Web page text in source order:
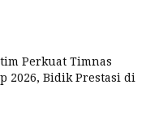
Perkuat Timnas
2026, Bidik Prestasi di